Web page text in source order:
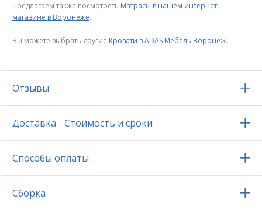
Предлагаем также посмотреть Матрасы в нашем интернет-
магазине в Воронеже.
Вы можете выбрать другие Кровати в ADAS Мебель Воронеж.
Отзывы
Доставка - Стоимость и сроки
Способы оплаты
Сборка